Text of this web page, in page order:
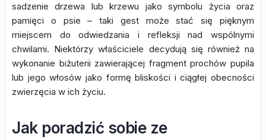
sadzenie drzewa lub krzewu jako symbolu życia oraz
pamięci o psie – taki gest może stać się pięknym
miejscem do odwiedzania i refleksji nad wspólnymi
chwilami. Niektórzy właściciele decydują się również na
wykonanie biżuterii zawierającej fragment prochów pupila
lub jego włosów jako formę bliskości i ciągłej obecności
zwierzęcia w ich życiu.
Jak poradzić sobie ze